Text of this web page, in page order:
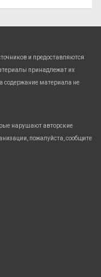
и предоставляются
принадлежат их
содержание материала не
нарушают авторские
пожалуйста, сообщите